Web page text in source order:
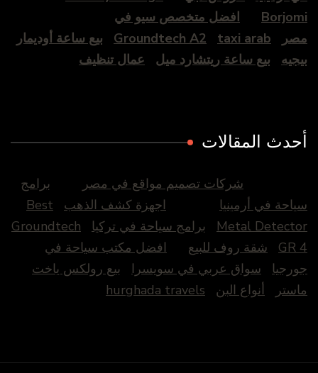
Borjomi
افضل متخصص سيو في
مصر
Groundtech A2 taxi arab
بيع ساعة أوديمار
بيجيه
بيع ساعة ريتشارد ميل عمال تنظيف
أحدث المقالات
شركات تصميم مواقع في مصر
برامج
سياحة في أرمينيا
اجهزة كشف الذهب
Best
Metal Detector
برامج سياحة في تركيا
Groundtech
GR 4
شقة روف للبيع
افضل مكتب سياحة في
جورجيا
سواق عربي في سويسرا
بيع رولكس ياخت
ماستر
أنواع البن hurghada travels